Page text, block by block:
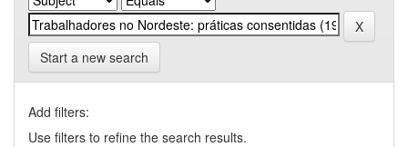
Start a new search
Add filters:
Use filters to refine the search results.